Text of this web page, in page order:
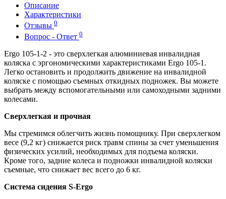
Описание
Характеристики
Отзывы 0
Вопрос - Ответ 0
Ergo 105-1-2 - это сверхлегкая алюминиевая инвалидная
коляска с эргономическими характеристиками Ergo 105-1.
Легко остановить и продолжить движение на инвалидной
коляске с помощью съемных откидных подножек. Вы можете
выбрать между вспомогательными или самоходными задними
колесами.
Сверхлегкая и прочная
Мы стремимся облегчить жизнь помощнику. При сверхлегком
весе (9,2 кг) снижается риск травм спины за счет уменьшения
физических усилий, необходимых для подъема коляски.
Кроме того, задние колеса и подножки инвалидной коляски
съемные, что снижает вес всего до 6 кг.
Система сидения S-Ergo